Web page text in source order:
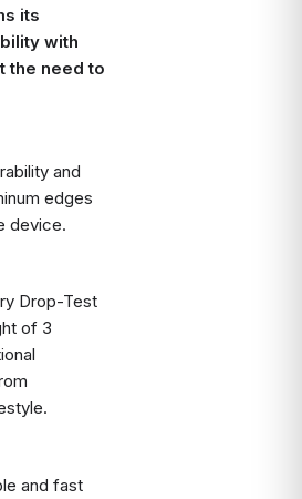
its
with
the need to
and
edges
device.
Drop-Test
of 3
and fast